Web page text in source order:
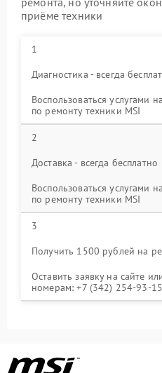
приёме техники
1
Диагностика - всегда
Воспользоваться услугами
по ремонту техники MSI
2
Доставка - всегда бесплатно
Воспользоваться услугами
по ремонту техники MSI
3
Получить 1500 рублей на
Оставить заявку на сайте
номерам: +7 (342) 254-93-